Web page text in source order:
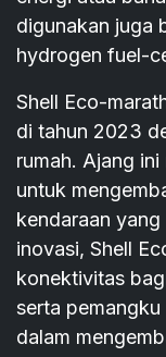
digunakan juga
hydrogen fuel-
Shell Eco-
di tahun 2023
rumah. Ajang
untuk
kendaraan
inovasi, Shell
konektivitas
serta
dalam